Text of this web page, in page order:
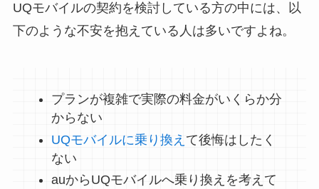
UQモバイルの契約を検討している方の中には、以
下のような不安を抱えている人は多いですよね。
プランが複雑で実際の料金がいくらか分
からない
UQモバイルに乗り換え て後悔はしたく
ない
auからUQモバイルへ乗り換えを考えて